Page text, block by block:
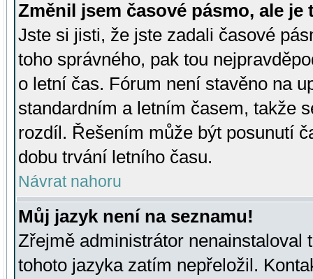
Změnil jsem časové pásmo, ale je
Jste si jisti, že jste zadali časové
toho správného, pak tou
o letní čas. Fórum není stavěno na
standardním a letním časem, takže
rozdíl. Řešením může být posunutí
dobu trvání letního času.
Návrat nahoru
Můj jazyk není na seznamu!
Zřejmě administrátor nenainstaloval
tohoto jazyka zatím nepřeložil.